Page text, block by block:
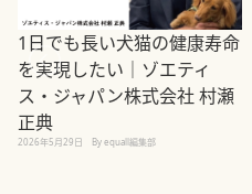
1日でも長い犬猫の健康寿命
を実現したい｜ゾエティ
ス・ジャパン株式会社 村瀬
正典
2026年5月29日 By equall編集部